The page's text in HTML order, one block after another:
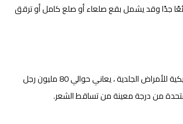
جدًا وقد يشمل بقع صلعاء أو صلع كامل أو ترقق
وفقًا للأكاديمية الأمريكية للأمراض الجلدية ، يعاني حوالي 80 مليون رجل
من درجة معينة من تساقط الشعر.